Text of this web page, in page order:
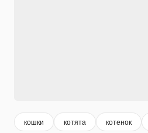
кошки котята котенок